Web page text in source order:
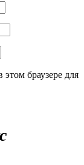
браузере для